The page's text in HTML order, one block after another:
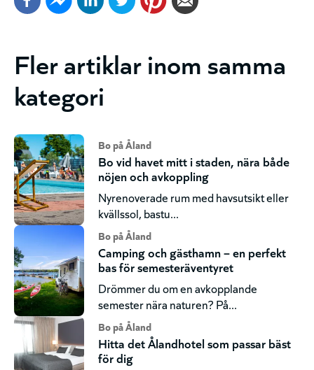
Fler artiklar inom samma
kategori
Bo på Åland
Bo vid havet mitt i staden, nära både
nöjen och avkoppling
Nyrenoverade rum med havsutsikt eller
kvällssol, bastu...
Bo på Åland
Camping och gästhamn – en perfekt
bas för semesteräventyret
Drömmer du om en avkopplande
semester nära naturen? På...
Bo på Åland
Hitta det Ålandhotel som passar bäst
för dig